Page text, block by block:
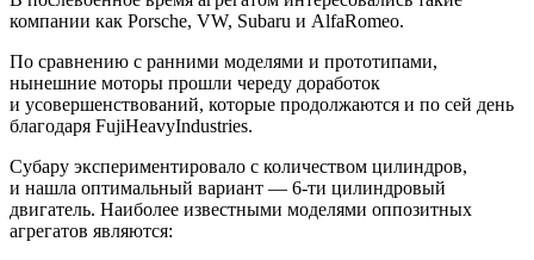
компании как Porsche, VW, Subaru и AlfaRomeo.
По сравнению с ранними моделями и прототипами,
нынешние моторы прошли череду доработок
и усовершенствований, которые продолжаются и по сей день
благодаря FujiHeavyIndustries.
Субару экспериментировало с количеством цилиндров,
и нашла оптимальный вариант — 6-ти цилиндровый
двигатель. Наиболее известными моделями оппозитных
агрегатов являются: